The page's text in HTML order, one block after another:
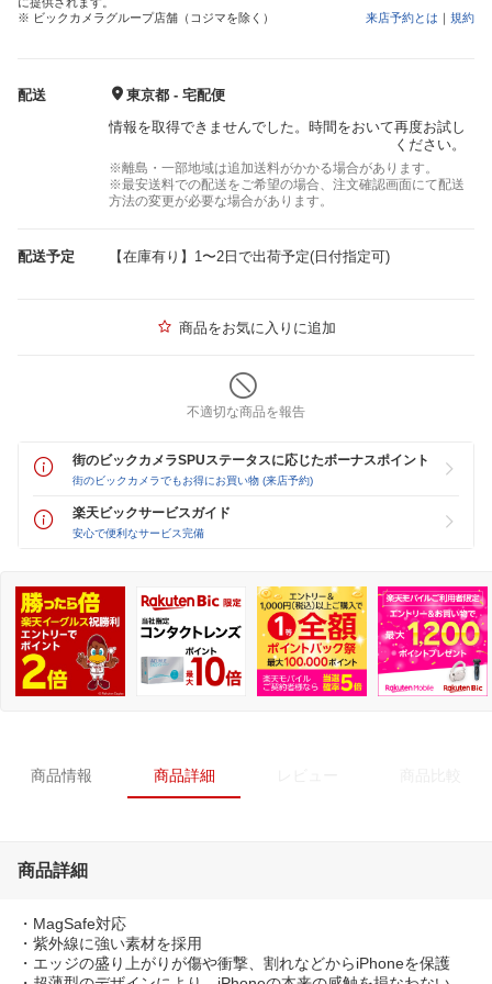
※ ビックカメラグループ店舗（コジマを除く）
来店予約とは ｜ 規約
配送
東京都 - 宅配便
情報を取得できませんでした。時間をおいて再度お試し
ください。
※離島・一部地域は追加送料がかかる場合があります。
※最安送料での配送をご希望の場合、注文確認画面にて配送
方法の変更が必要な場合があります。
配送予定 【在庫有り】1〜2日で出荷予定(日付指定可)
商品をお気に入りに追加
不適切な商品を報告
街のビックカメラSPUステータスに応じたボーナスポイント
街のビックカメラでもお得にお買い物 (来店予約)
楽天ビックサービスガイド
安心で便利なサービス完備
商品情報 商品詳細
商品詳細
・MagSafe対応
・紫外線に強い素材を採用
・エッジの盛り上がりが傷や衝撃、割れなどからiPhoneを保護